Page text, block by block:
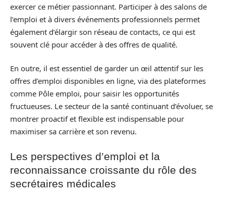
exercer ce métier passionnant. Participer à des salons de
l’emploi et à divers événements professionnels permet
également d’élargir son réseau de contacts, ce qui est
souvent clé pour accéder à des offres de qualité.
En outre, il est essentiel de garder un œil attentif sur les
offres d’emploi disponibles en ligne, via des plateformes
comme Pôle emploi, pour saisir les opportunités
fructueuses. Le secteur de la santé continuant d’évoluer, se
montrer proactif et flexible est indispensable pour
maximiser sa carrière et son revenu.
Les perspectives d’emploi et la
reconnaissance croissante du rôle des
secrétaires médicales